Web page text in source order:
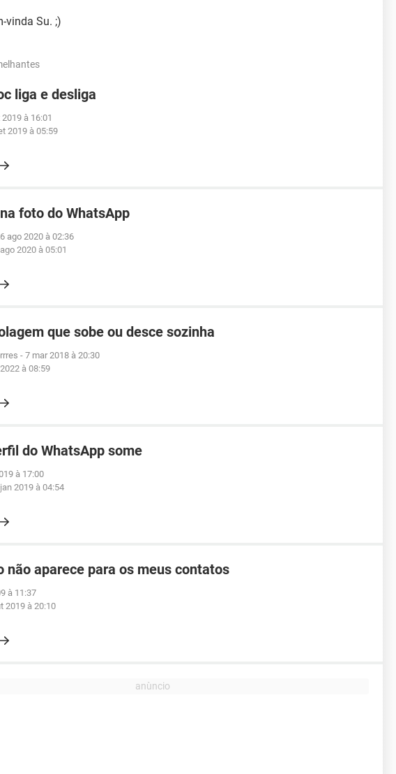
vinda Su. ;)
liga e desliga
à 16:01
2019 à 05:59
foto do WhatsApp
ago 2020 à 02:36
2020 à 05:01
que sobe ou desce sozinha
- 7 mar 2018 à 20:30
à 08:59
do WhatsApp some
à 17:00
2019 à 04:54
não aparece para os meus contatos
à 11:37
2019 à 20:10